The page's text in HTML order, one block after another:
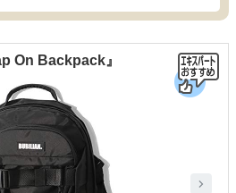
On Backpack』